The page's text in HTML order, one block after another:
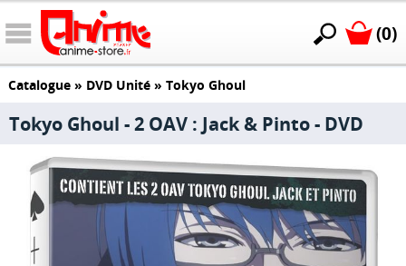
(0)
Catalogue» DVD Unité» Tokyo Ghoul
Tokyo Ghoul - 2 OAV : Jack & Pinto - DVD